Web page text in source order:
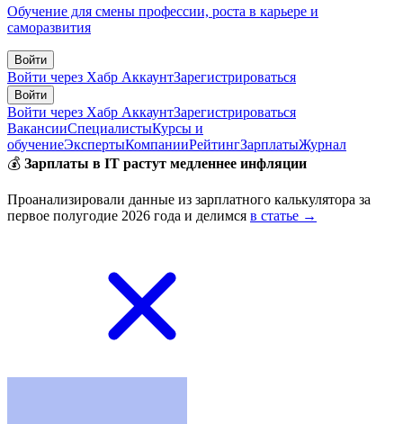
Обучение для смены профессии, роста в карьере и
саморазвития
Войти
Войти через Хабр АккаунтЗарегистрироваться
Войти
Войти через Хабр АккаунтЗарегистрироваться
ВакансииСпециалистыКурсы и
обучениеЭкспертыКомпанииРейтингЗарплатыЖурнал
💰 Зарплаты в IT растут медленнее инфляции
Проанализировали данные из зарплатного калькулятора за
первое полугодие 2026 года и делимся в статье →